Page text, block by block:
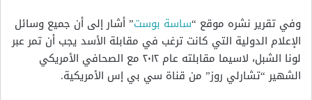
وفي تقرير نشره موقع “ساسة بوست” أشار إلى أن جميع وسائل
الإعلام الدولية التي كانت ترغب في مقابلة الأسد يجب أن تمر عبر
لونا الشبل، لاسيما مقابلته عام ٢٠١٢ مع الصحافي الأمريكي
الشهير “تشارلي روز” من قناة سي بي إس الأمريكية.